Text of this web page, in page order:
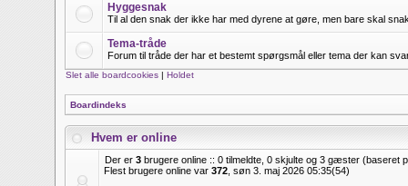
Hyggesnak
Til al den snak der ikke har med dyrene at gøre, men bare skal
Tema-tråde
Forum til tråde der har et bestemt spørgsmål eller tema der kan
Slet alle boardcookies | Holdet
Boardindeks
Hvem er online
Der er 3 brugere online :: 0 tilmeldte, 0 skjulte og 3 gæster (baseret
Flest brugere online var 372 , søn 3. maj 2026 05:35(54)